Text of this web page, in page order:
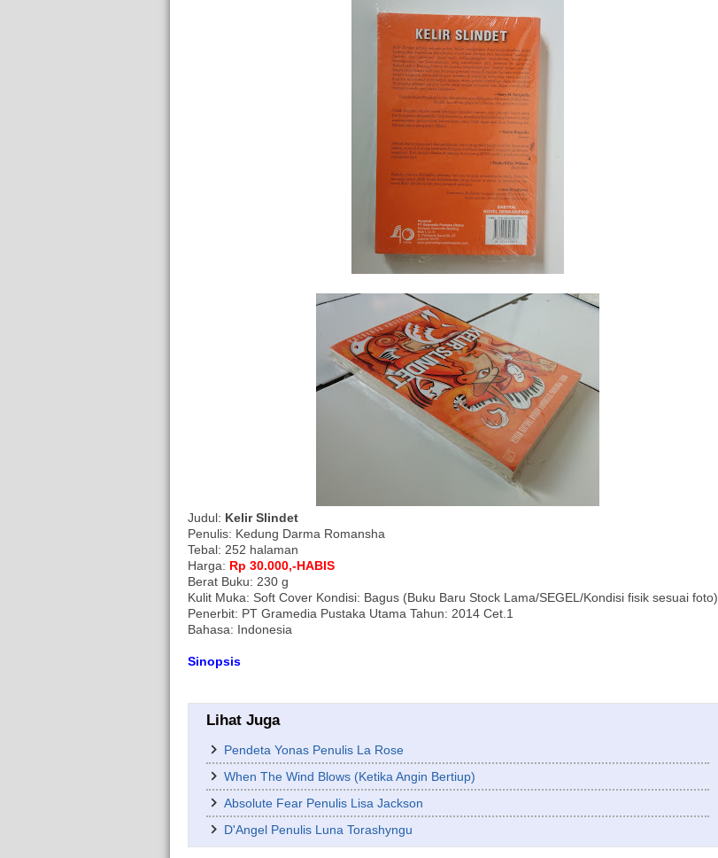
Judul: Kelir Slindet
Penulis: Kedung Darma Romansha
Tebal: 252 halaman
Harga: Rp 30.000,-HABIS
Berat Buku: 230 g
Kulit Muka: Soft Cover Kondisi: Bagus (Buku Baru Stock Lama/SEGEL/Kondisi fisik sesuai foto)
Penerbit: PT Gramedia Pustaka Utama Tahun: 2014 Cet.1
Bahasa: Indonesia
Sinopsis
Lihat Juga
Pendeta Yonas Penulis La Rose
When The Wind Blows (Ketika Angin Bertiup)
Absolute Fear Penulis Lisa Jackson
D'Angel Penulis Luna Torashyngu